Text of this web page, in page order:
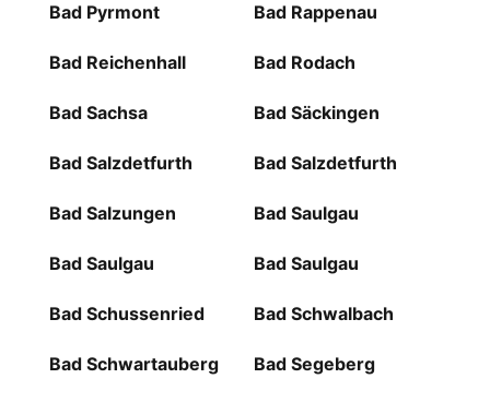
Bad Pyrmont Bad Rappenau
Bad Reichenhall Bad Rodach
Bad Sachsa Bad Säckingen
Bad Salzdetfurth Bad Salzdetfurth
Bad Salzungen Bad Saulgau
Bad Saulgau Bad Saulgau
Bad Schussenried Bad Schwalbach
Bad Schwartauberg Bad Segeberg